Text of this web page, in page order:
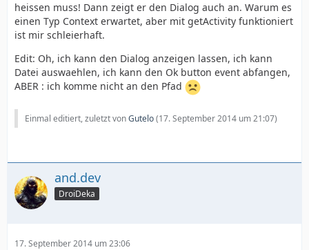
heissen muss! Dann zeigt er den Dialog auch an. Warum es
einen Typ Context erwartet, aber mit getActivity funktioniert
ist mir schleierhaft.
Edit: Oh, ich kann den Dialog anzeigen lassen, ich kann
Datei auswaehlen, ich kann den Ok button event abfangen,
ABER : ich komme nicht an den Pfad
Einmal editiert, zuletzt vonGutelo(17. September 2014 um 21:07)
and.dev
DroiDeka
17. September 2014 um 23:06